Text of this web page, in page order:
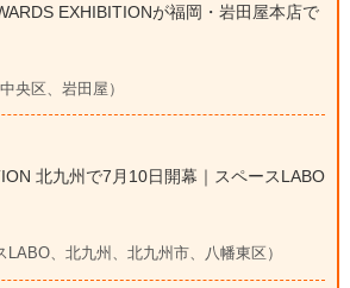
EXHIBITIONが福岡・岩田屋本店で
央区、岩田屋）
北九州で7月10日開幕｜スペースLABO
、北九州、北九州市、八幡東区）